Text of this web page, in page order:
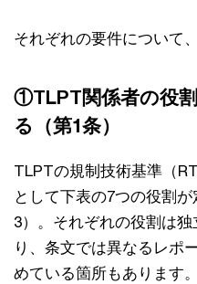
それぞれの要件について
①TLPT関係者の役
る（第1条）
TLPTの規制技術基準（
として下表の7つの役割
3）。それぞれの役割は
り、条文では異なるレポ
めている箇所もあります。